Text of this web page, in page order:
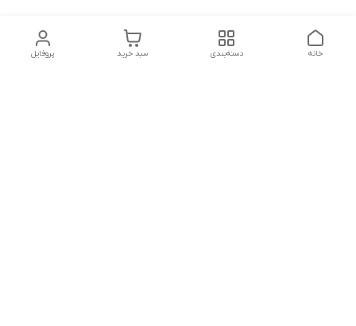
پروفایل سبد خرید دسته‌بندی خانه